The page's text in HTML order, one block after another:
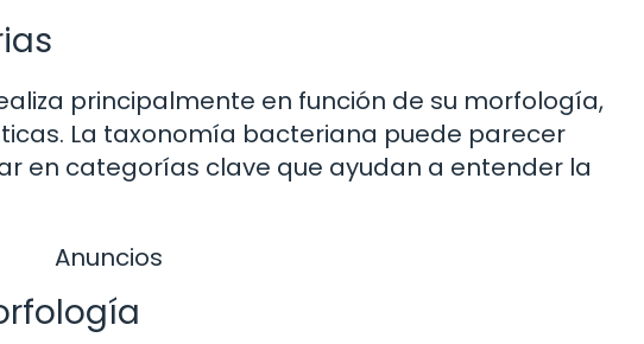
principalmente en función de su morfología,
La taxonomía bacteriana puede parecer
en categorías clave que ayudan a entender la
Anuncios